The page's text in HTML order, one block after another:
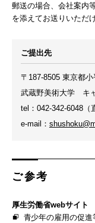
郵送の場合、会社案内
を添えてお送りいただ
ご提出先
〒187-8505 東京都
武蔵野美術大学 キ
tel：042-342-6048（
e-mail：
ご参考
厚生労働省webサイト
青少年の雇用の促